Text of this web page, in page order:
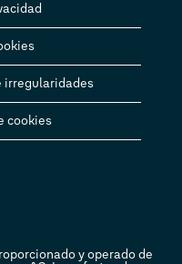
irregularidades
cookies
y operado de